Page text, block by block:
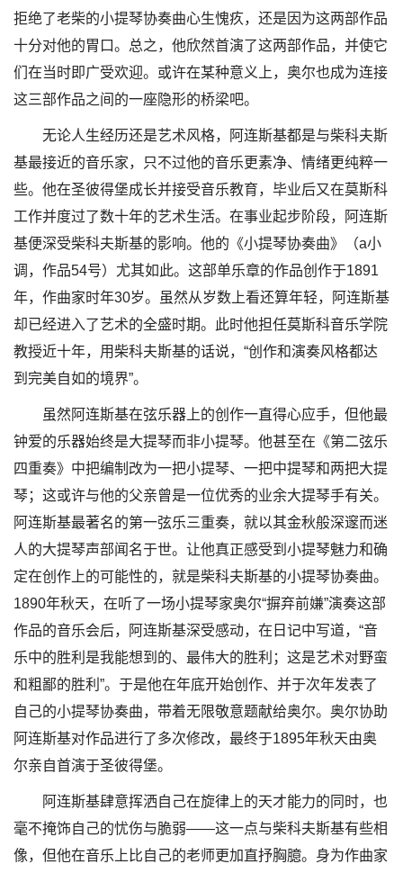
拒绝了老柴的小提琴协奏曲心生愧疚，还是因为这两部作品
十分对他的胃口。总之，他欣然首演了这两部作品，并使它
们在当时即广受欢迎。或许在某种意义上，奥尔也成为连接
这三部作品之间的一座隐形的桥梁吧。
无论人生经历还是艺术风格，阿连斯基都是与柴科夫斯
基最接近的音乐家，只不过他的音乐更素净、情绪更纯粹一
些。他在圣彼得堡成长并接受音乐教育，毕业后又在莫斯科
工作并度过了数十年的艺术生活。在事业起步阶段，阿连斯
基便深受柴科夫斯基的影响。他的《小提琴协奏曲》（a小
调，作品54号）尤其如此。这部单乐章的作品创作于1891
年，作曲家时年30岁。虽然从岁数上看还算年轻，阿连斯基
却已经进入了艺术的全盛时期。此时他担任莫斯科音乐学院
教授近十年，用柴科夫斯基的话说，“创作和演奏风格都达
到完美自如的境界”。
虽然阿连斯基在弦乐器上的创作一直得心应手，但他最
钟爱的乐器始终是大提琴而非小提琴。他甚至在《第二弦乐
四重奏》中把编制改为一把小提琴、一把中提琴和两把大提
琴；这或许与他的父亲曾是一位优秀的业余大提琴手有关。
阿连斯基最著名的第一弦乐三重奏，就以其金秋般深邃而迷
人的大提琴声部闻名于世。让他真正感受到小提琴魅力和确
定在创作上的可能性的，就是柴科夫斯基的小提琴协奏曲。
1890年秋天，在听了一场小提琴家奥尔“摒弃前嫌”演奏这部
作品的音乐会后，阿连斯基深受感动，在日记中写道，“音
乐中的胜利是我能想到的、最伟大的胜利；这是艺术对野蛮
和粗鄙的胜利”。于是他在年底开始创作、并于次年发表了
自己的小提琴协奏曲，带着无限敬意题献给奥尔。奥尔协助
阿连斯基对作品进行了多次修改，最终于1895年秋天由奥
尔亲自首演于圣彼得堡。
阿连斯基肆意挥洒自己在旋律上的天才能力的同时，也
毫不掩饰自己的忧伤与脆弱——这一点与柴科夫斯基有些相
像，但他在音乐上比自己的老师更加直抒胸臆。身为作曲家